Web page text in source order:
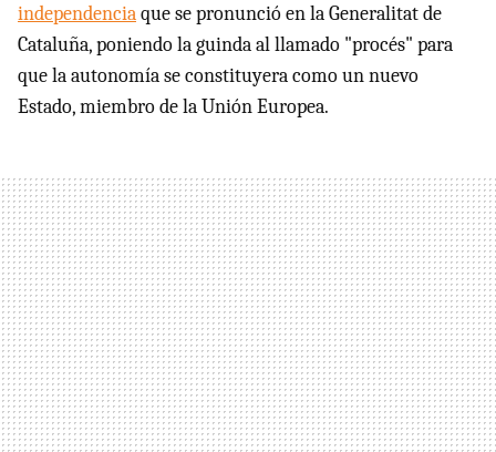
independenciaque se pronunció en la Generalitat de
Cataluña, poniendo la guinda al llamado "procés" para
que la autonomía se constituyera como un nuevo
Estado, miembro de la Unión Europea.